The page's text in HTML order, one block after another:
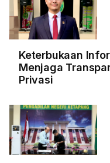
Keterbukaan
Menjaga
Privasi